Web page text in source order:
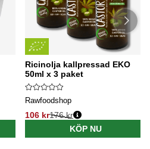
Ricinolja kallpressad EKO
50ml x 3 paket
Rawfoodshop
106 kr176 kr
KÖP NU